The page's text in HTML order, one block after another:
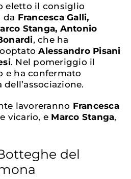
eletto il consiglio
da Francesca Galli,
Stanga, Antonio
, che ha
Alessandro Pisani
. Nel pomeriggio il
e ha confermato
lavoreranno Francesca
vicario, e Marco Stanga,
del